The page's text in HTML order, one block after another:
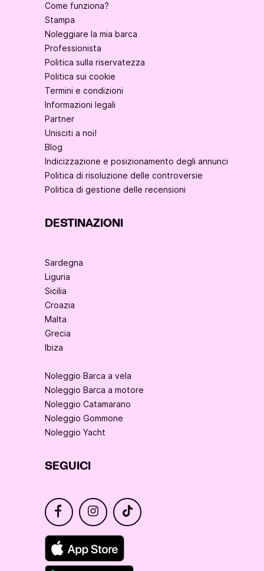
Come funziona?
Stampa
Noleggiare la mia barca
Professionista
Politica sulla riservatezza
Politica sui cookie
Termini e condizioni
Informazioni legali
Partner
Unisciti a noi!
Blog
Indicizzazione e posizionamento degli annunci
Politica di risoluzione delle controversie
Politica di gestione delle recensioni
DESTINAZIONI
Sardegna
Liguria
Sicilia
Croazia
Malta
Grecia
Ibiza
Noleggio Barca a vela
Noleggio Barca a motore
Noleggio Catamarano
Noleggio Gommone
Noleggio Yacht
SEGUICI